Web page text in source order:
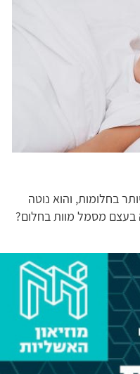
בחלומות, והוא נוטה
בעצם מסמל מוות בחלום?